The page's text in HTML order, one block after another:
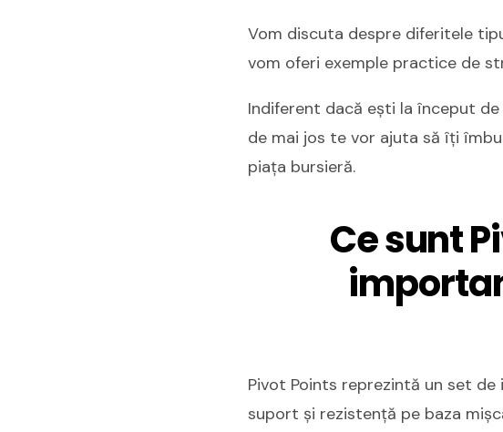
Vom discuta despre diferitele
vom oferi exemple practice de
Indiferent dacă ești la început
de mai jos te vor ajuta să îți
piața bursieră.
Ce sunt
Pivot Points reprezintă un set
suport și rezistență pe baza